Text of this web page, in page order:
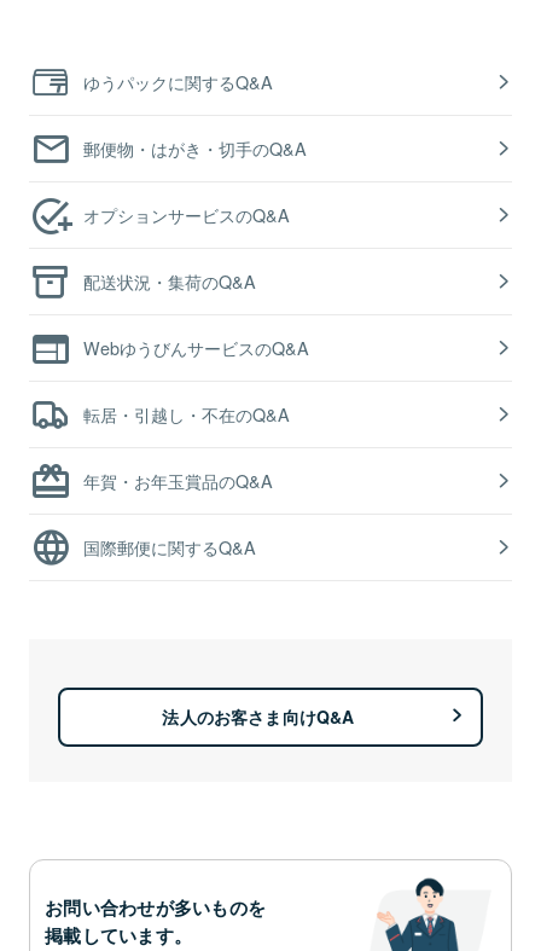
ゆうパックに関するQ&A
郵便物・はがき・切手のQ&A
オプションサービスのQ&A
配送状況・集荷のQ&A
WebゆうびんサービスのQ&A
転居・引越し・不在のQ&A
年賀・お年玉賞品のQ&A
国際郵便に関するQ&A
法人のお客さま向けQ&A
お問い合わせが多いものを
掲載しています。